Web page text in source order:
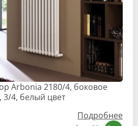
Arbonia 2180/4, боковое
4, белый цвет
Подробнее